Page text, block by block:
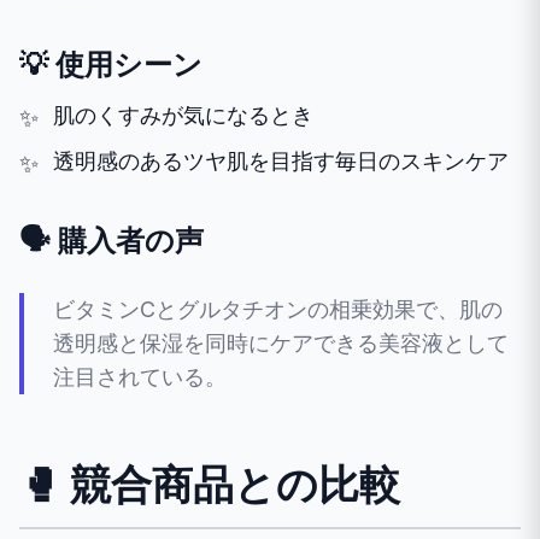
💡 使用シーン
肌のくすみが気になるとき
透明感のあるツヤ肌を目指す毎日のスキンケア
🗣️ 購入者の声
ビタミンCとグルタチオンの相乗効果で、肌の
透明感と保湿を同時にケアできる美容液として
注目されている。
🥊 競合商品との比較